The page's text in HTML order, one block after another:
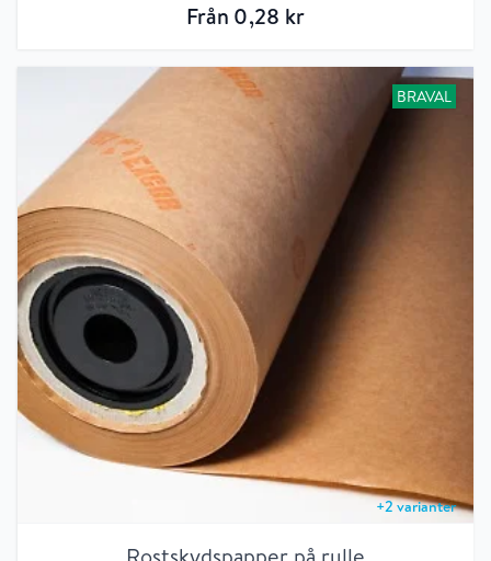
Från 0,28 kr
+2varianter
BRAVAL